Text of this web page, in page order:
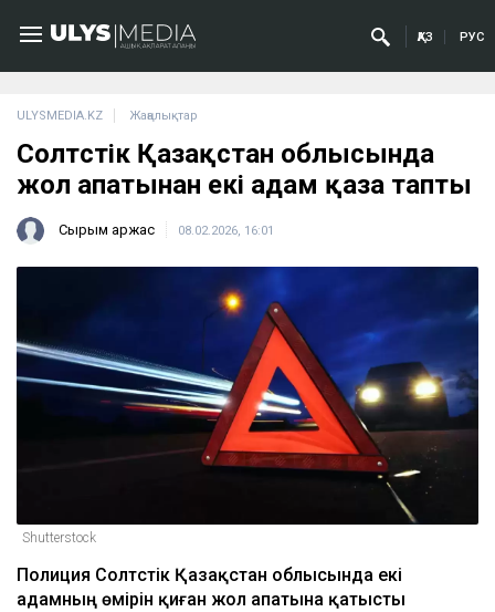
ҚАЗ РУС
ULYSMEDIA.KZ Жаңалықтар
Солтүстік Қазақстан облысында
жол апатынан екі адам қаза тапты
Сырым Қаржас 08.02.2026, 16:01
Shutterstock
Полиция Солтүстік Қазақстан облысында екі
адамның өмірін қиған жол апатына қатысты